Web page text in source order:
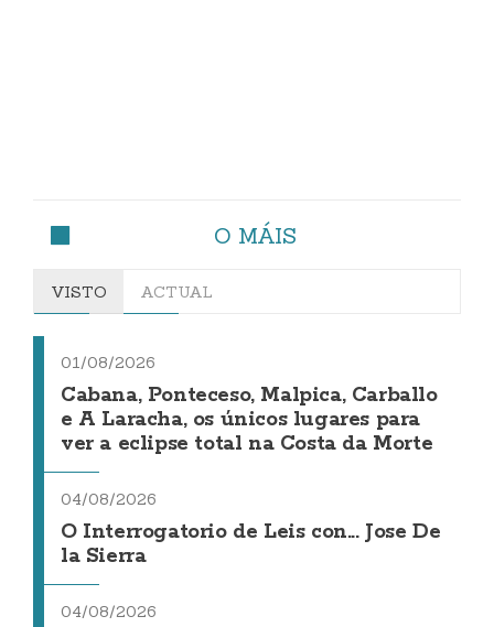
O MÁIS
VISTO ACTUAL
01/08/2026
Cabana, Ponteceso, Malpica, Carballo
e A Laracha, os únicos lugares para
ver a eclipse total na Costa da Morte
04/08/2026
O Interrogatorio de Leis con... Jose De
la Sierra
04/08/2026